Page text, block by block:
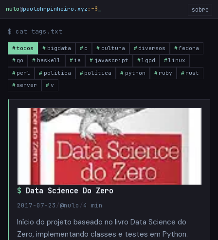
nulo@paulohrpinheiro.xyz :~$ sobre
$ cat tags.txt
todos bigdata c cultura diversos
fedora
go
haskell ia javascript lgpd
linux
perl
politica política python ruby
rust
server
v
Data Science Do Zero
2017-07-23 /@nulo /4 min
Início do projeto baseado no livro Data Science do
Zero, implementando classes e testes em Python.